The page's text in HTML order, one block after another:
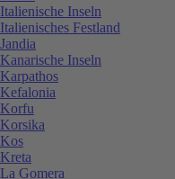
Italienische Inseln
Italienisches Festland
Jandia
Kanarische Inseln
Karpathos
Kefalonia
Korfu
Korsika
Kos
Kreta
La Gomera